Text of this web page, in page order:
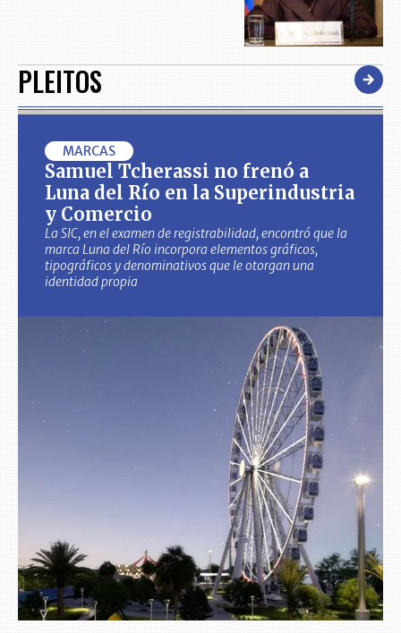
PLEITOS
MARCAS
Samuel Tcherassi no frenó a
Luna del Río en la Superindustria
y Comercio
La SIC, en el examen de registrabilidad, encontró que la
marca Luna del Río incorpora elementos gráficos,
tipográficos y denominativos que le otorgan una
identidad propia